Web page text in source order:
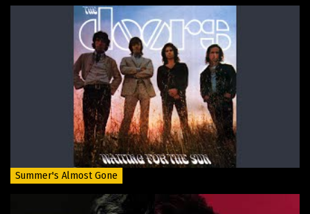
Summer's Almost Gone